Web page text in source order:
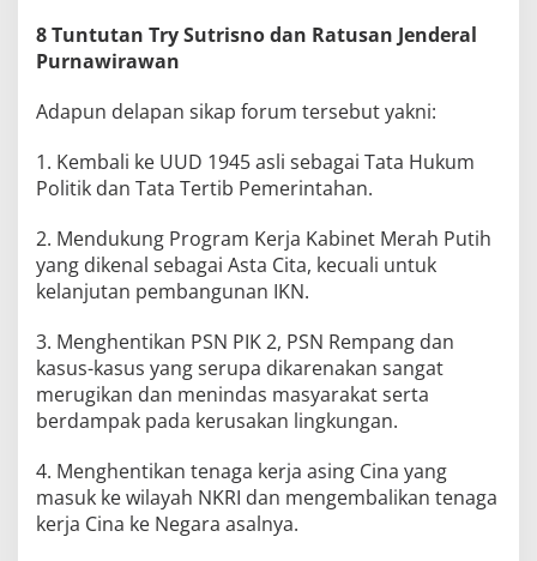
8 Tuntutan Try Sutrisno dan Ratusan Jenderal
Purnawirawan
Adapun delapan sikap forum tersebut yakni:
1. Kembali ke UUD 1945 asli sebagai Tata Hukum
Politik dan Tata Tertib Pemerintahan.
2. Mendukung Program Kerja Kabinet Merah Putih
yang dikenal sebagai Asta Cita, kecuali untuk
kelanjutan pembangunan IKN.
3. Menghentikan PSN PIK 2, PSN Rempang dan
kasus-kasus yang serupa dikarenakan sangat
merugikan dan menindas masyarakat serta
berdampak pada kerusakan lingkungan.
4. Menghentikan tenaga kerja asing Cina yang
masuk ke wilayah NKRI dan mengembalikan tenaga
kerja Cina ke Negara asalnya.